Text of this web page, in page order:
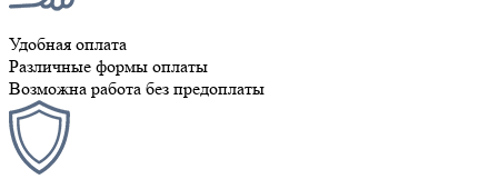
Удобная оплата
Различные формы оплаты
Возможна работа без предоплаты